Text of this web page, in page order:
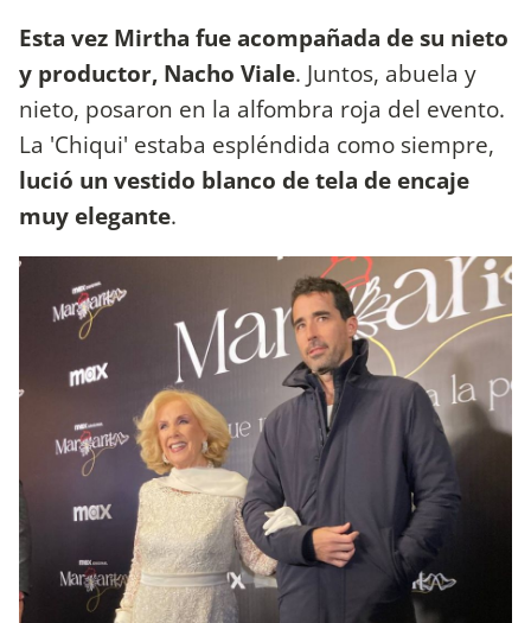
Esta vez Mirtha fue acompañada de su nieto
y productor, Nacho Viale. Juntos, abuela y
nieto, posaron en la alfombra roja del evento.
La 'Chiqui' estaba espléndida como siempre,
lució un vestido blanco de tela de encaje
muy elegante.